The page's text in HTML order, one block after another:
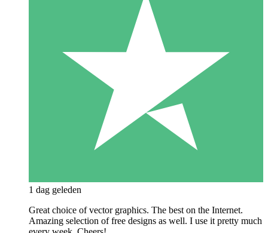
1 dag geleden
Great choice of vector graphics. The best on the Internet.
Amazing selection of free designs as well. I use it pretty much